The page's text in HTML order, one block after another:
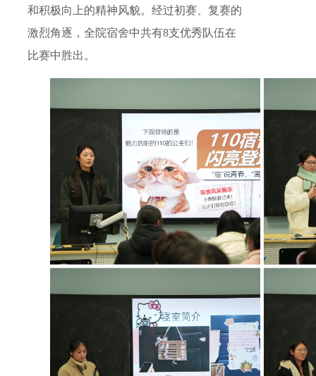
和积极向上的精神风貌。经过初赛、复赛的
激烈角逐，全院宿舍中共有8支优秀队伍在
比赛中胜出。